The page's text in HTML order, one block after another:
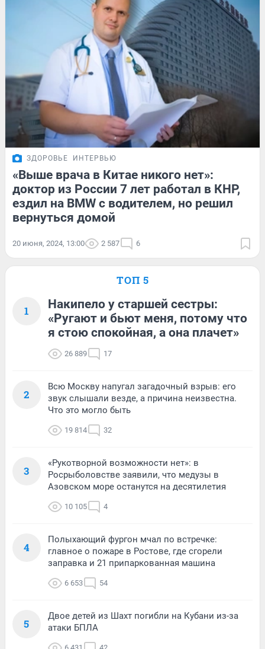
ЗДОРОВЬЕ ИНТЕРВЬЮ
«Выше врача в Китае никого нет»:
доктор из России 7 лет работал в КНР,
ездил на BMW с водителем, но решил
вернуться домой
20 июня, 2024, 13:00 2 587 6
ТОП 5
1
Накипело у старшей сестры:
«Ругают и бьют меня, потому что
я стою спокойная, а она плачет»
26 889 17
2
Всю Москву напугал загадочный взрыв: его
звук слышали везде, а причина неизвестна.
Что это могло быть
19 814 32
3
«Рукотворной возможности нет»: в
Росрыболовстве заявили, что медузы в
Азовском море останутся на десятилетия
10 105 4
4
Полыхающий фургон мчал по встречке:
главное о пожаре в Ростове, где сгорели
заправка и 21 припаркованная машина
6 653 54
5
Двое детей из Шахт погибли на Кубани из-за
атаки БПЛА